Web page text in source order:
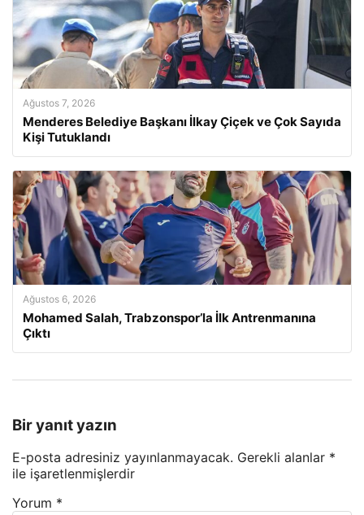
Ağustos 7, 2026
Menderes Belediye Başkanı İlkay Çiçek ve Çok Sayıda
Kişi Tutuklandı
Ağustos 6, 2026
Mohamed Salah, Trabzonspor’la İlk Antrenmanına
Çıktı
Bir yanıt yazın
E-posta adresiniz yayınlanmayacak. Gerekli alanlar *
ile işaretlenmişlerdir
Yorum *